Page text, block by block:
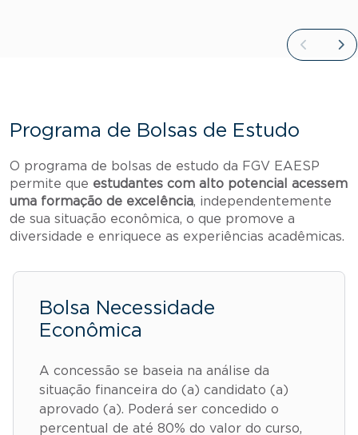
Programa de Bolsas de Estudo
O programa de bolsas de estudo da FGV EAESP
permite que estudantes com alto potencial acessem
uma formação de excelência, independentemente
de sua situação econômica, o que promove a
diversidade e enriquece as experiências acadêmicas.
Bolsa Necessidade
Econômica
A concessão se baseia na análise da
situação financeira do (a) candidato (a)
aprovado (a). Poderá ser concedido o
percentual de até 80% do valor do curso,